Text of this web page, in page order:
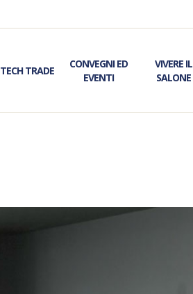
TECH TRADE
CONVEGNI ED
EVENTI
VIVERE IL
SALONE